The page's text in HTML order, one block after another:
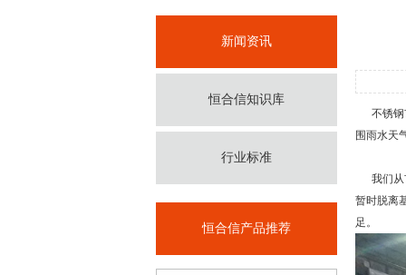
新闻资讯
恒合信知识库
行业标准
恒合信产品推荐
不锈钢
围雨水天
我们从
暂时脱离
足。